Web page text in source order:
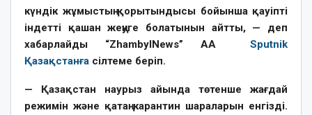
күндік жұмыстың қорытындысы бойынша қауіпті
індетті қашан жеңуге болатынын айтты, — деп
хабарлайды “ZhambylNews” AA Sputnik
Қазақстанға сілтеме беріп.
— Қазақстан наурыз айында төтенше жағдай
режимін және қатаң карантин шараларын енгізді.